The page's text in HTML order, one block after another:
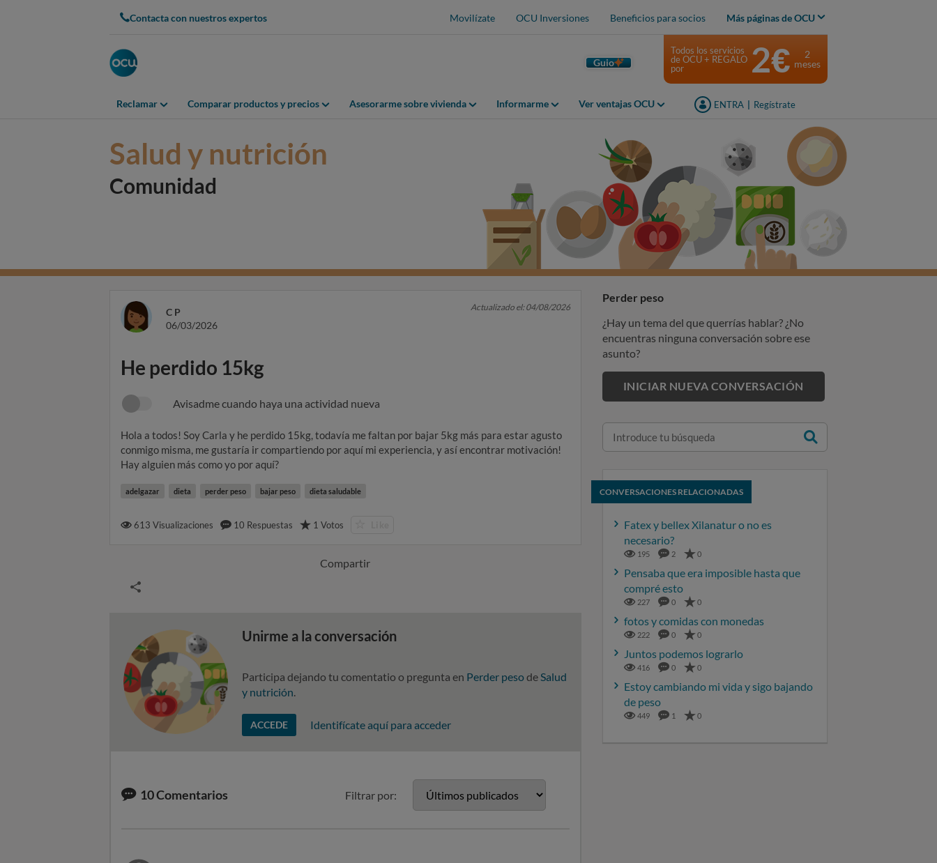
Contacta con nuestros expertos Movilízate OCU Inversiones Beneficios para socios Más páginas de OCU
Guio
Reclamar Comparar productos y precios Asesorarme sobre vivienda Informarme Ver ventajas OCU ENTRA Regístrate
Todos los servicios
de OCU + REGALO
por
2€
2
meses
Salud y nutrición
Comunidad
C P
06/03/2026
Actualizado el: 04/08/2026
He perdido 15kg
Avisadme cuando haya una actividad nueva
Hola a todos! Soy Carla y he perdido 15kg, todavía me faltan por bajar 5kg más para estar agusto
conmigo misma, me gustaría ir compartiendo por aquí mi experiencia, y así encontrar motivación!
Hay alguien más como yo por aquí?
adelgazar dieta perder peso bajar peso dieta saludable
613 Visualizaciones 10 Respuestas 1 Votos
Compartir
Unirme a la conversación
Participa dejando tu comentatio o pregunta en Perder pesodeSalud
y nutrición.
ACCEDE Identifícate aquí para acceder
10Comentarios Filtrar por:
Perder peso
¿Hay un tema del que querrías hablar? ¿No
encuentras ninguna conversación sobre ese
asunto?
INICIAR NUEVA CONVERSACIÓN
CONVERSACIONES RELACIONADAS
Fatex y bellex Xilanatur o no es
necesario?
195 2 0
Pensaba que era imposible hasta que
compré esto
227 0 0
fotos y comidas con monedas
222 0 0
Juntos podemos lograrlo
416 0 0
Estoy cambiando mi vida y sigo bajando
de peso
449 1 0